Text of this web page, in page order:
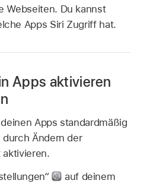
Webseiten. Du kannst
Apps Siri Zugriff hat.
Apps aktivieren
Apps standardmäßig
Ändern der
aktivieren.
auf deinem